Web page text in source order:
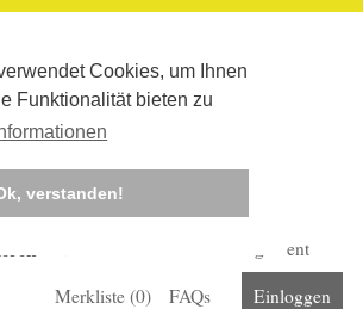
Cookies, um Ihnen
Funktionalität bieten zu
verstanden!
Corona-Management
Merkliste (0) FAQs Einloggen